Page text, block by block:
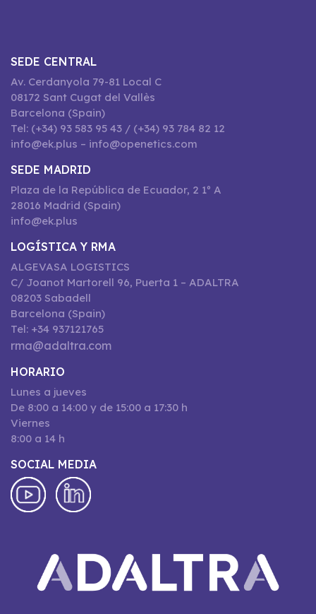
SEDE CENTRAL
Av. Cerdanyola 79-81 Local C
08172 Sant Cugat del Vallès
Barcelona (Spain)
Tel: (+34) 93 583 95 43 / (+34) 93 784 82 12
info@ek.plus – info@openetics.com
SEDE MADRID
Plaza de la República de Ecuador, 2 1º A
28016 Madrid (Spain)
info@ek.plus
LOGÍSTICA Y RMA
ALGEVASA LOGISTICS
C/ Joanot Martorell 96, Puerta 1 – ADALTRA
08203 Sabadell
Barcelona (Spain)
Tel: +34 937121765
rma@adaltra.com
HORARIO
Lunes a jueves
De 8:00 a 14:00 y de 15:00 a 17:30 h
Viernes
8:00 a 14 h
SOCIAL MEDIA